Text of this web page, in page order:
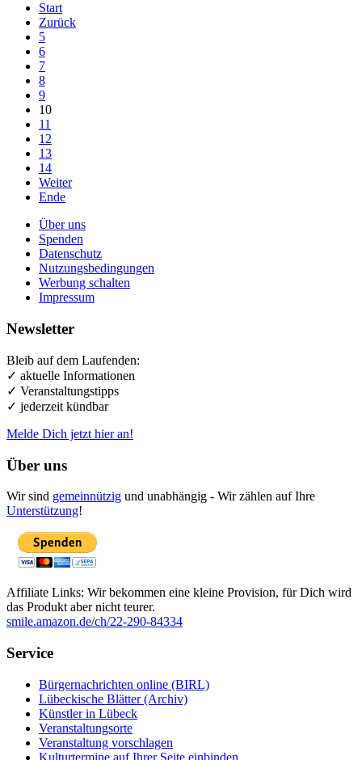
Start
Zurück
5
6
7
8
9
10
11
12
13
14
Weiter
Ende
Über uns
Spenden
Datenschutz
Nutzungsbedingungen
Werbung schalten
Impressum
Newsletter
Bleib auf dem Laufenden:
✓ aktuelle Informationen
✓ Veranstaltungstipps
✓ jederzeit kündbar
Melde Dich jetzt hier an!
Über uns
Wir sind gemeinnützig und unabhängig - Wir zählen auf Ihre
Unterstützung!
Affiliate Links: Wir bekommen eine kleine Provision, für Dich wird
das Produkt aber nicht teurer.
smile.amazon.de/ch/22-290-84334
Service
Bürgernachrichten online (BIRL)
Lübeckische Blätter (Archiv)
Künstler in Lübeck
Veranstaltungsorte
Veranstaltung vorschlagen
Kulturtermine auf Ihrer Seite einbinden